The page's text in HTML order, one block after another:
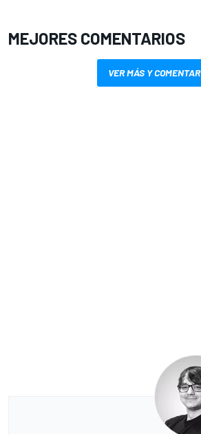
MEJORES COMENTARIOS
VER MÁS Y COMENTAR